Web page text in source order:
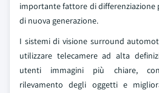
importante fattore di differenziazione
di nuova generazione.
I sistemi di visione surround
utilizzare telecamere ad alta
utenti immagini più chiare,
rilevamento degli oggetti e